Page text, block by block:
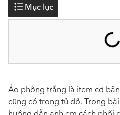
Mục lục
Áo phông trắng là item cơ
cũng có trong tủ đồ. Trong